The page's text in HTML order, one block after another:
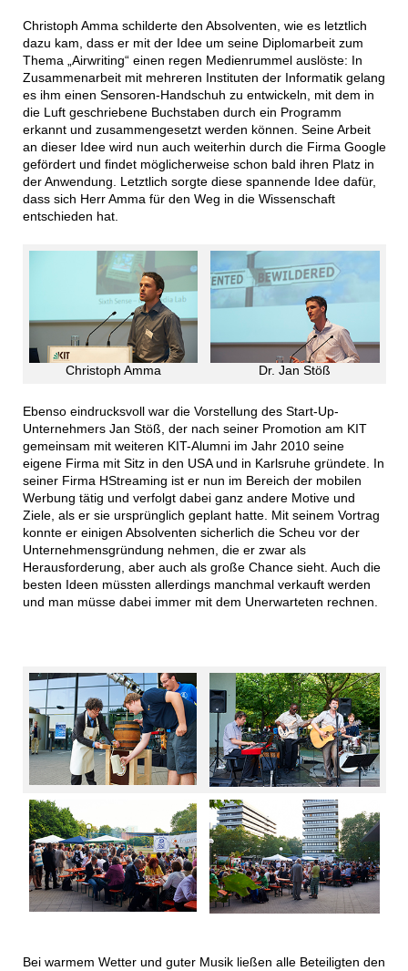
Christoph Amma schilderte den Absolventen, wie es letztlich
dazu kam, dass er mit der Idee um seine Diplomarbeit zum
Thema „Airwriting“ einen regen Medienrummel auslöste: In
Zusammenarbeit mit mehreren Instituten der Informatik gelang
es ihm einen Sensoren-Handschuh zu entwickeln, mit dem in
die Luft geschriebene Buchstaben durch ein Programm
erkannt und zusammengesetzt werden können. Seine Arbeit
an dieser Idee wird nun auch weiterhin durch die Firma Google
gefördert und findet möglicherweise schon bald ihren Platz in
der Anwendung. Letztlich sorgte diese spannende Idee dafür,
dass sich Herr Amma für den Weg in die Wissenschaft
entschieden hat.
Christoph Amma Dr. Jan Stöß
Ebenso eindrucksvoll war die Vorstellung des Start-Up-
Unternehmers Jan Stöß, der nach seiner Promotion am KIT
gemeinsam mit weiteren KIT-Alumni im Jahr 2010 seine
eigene Firma mit Sitz in den USA und in Karlsruhe gründete. In
seiner Firma HStreaming ist er nun im Bereich der mobilen
Werbung tätig und verfolgt dabei ganz andere Motive und
Ziele, als er sie ursprünglich geplant hatte. Mit seinem Vortrag
konnte er einigen Absolventen sicherlich die Scheu vor der
Unternehmensgründung nehmen, die er zwar als
Herausforderung, aber auch als große Chance sieht. Auch die
besten Ideen müssten allerdings manchmal verkauft werden
und man müsse dabei immer mit dem Unerwarteten rechnen.
Bei warmem Wetter und guter Musik ließen alle Beteiligten den